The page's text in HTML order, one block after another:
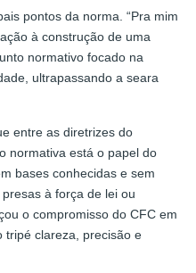
pontos da norma. “Pra mim
à construção de uma
normativo focado na
ultrapassando a seara
entre as diretrizes do
normativa está o papel do
bases conhecidas e sem
à força de lei ou
o compromisso do CFC em
tripé clareza, precisão e